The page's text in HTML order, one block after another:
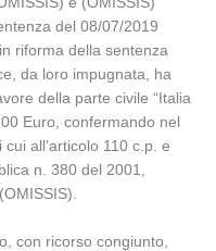
del 08/07/2019
riforma della sentenza
da loro impugnata, ha
della parte civile “Italia
Euro, confermando nel
all’articolo 110 c.p. e
n. 380 del 2001,
con ricorso congiunto,